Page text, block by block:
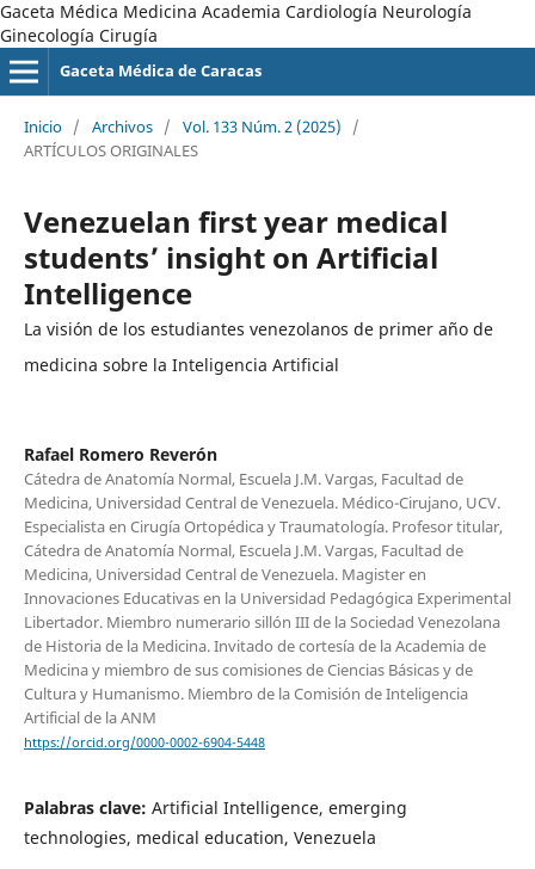
Gaceta Médica Medicina Academia Cardiología Neurología
Ginecología Cirugía
Gaceta Médica de Caracas
Inicio / Archivos / Vol. 133 Núm. 2 (2025)
/
ARTÍCULOS ORIGINALES
Venezuelan first year medical
students’ insight on Artificial
Intelligence
La visión de los estudiantes venezolanos de primer año de
medicina sobre la Inteligencia Artificial
Rafael Romero Reverón
Cátedra de Anatomía Normal, Escuela J.M. Vargas, Facultad de
Medicina, Universidad Central de Venezuela. Médico-Cirujano, UCV.
Especialista en Cirugía Ortopédica y Traumatología. Profesor titular,
Cátedra de Anatomía Normal, Escuela J.M. Vargas, Facultad de
Medicina, Universidad Central de Venezuela. Magister en
Innovaciones Educativas en la Universidad Pedagógica Experimental
Libertador. Miembro numerario sillón III de la Sociedad Venezolana
de Historia de la Medicina. Invitado de cortesía de la Academia de
Medicina y miembro de sus comisiones de Ciencias Básicas y de
Cultura y Humanismo. Miembro de la Comisión de Inteligencia
Artificial de la ANM
https://orcid.org/0000-0002-6904-5448
Palabras clave: Artificial Intelligence, emerging
technologies, medical education, Venezuela